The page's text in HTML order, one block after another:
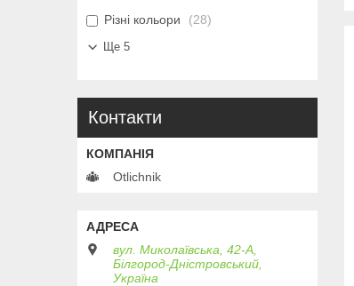
Різні кольори
28
Ще 5
Контакти
Otlichnik
вул. Миколаївська, 42-А,
Білгород-Дністровський,
Україна